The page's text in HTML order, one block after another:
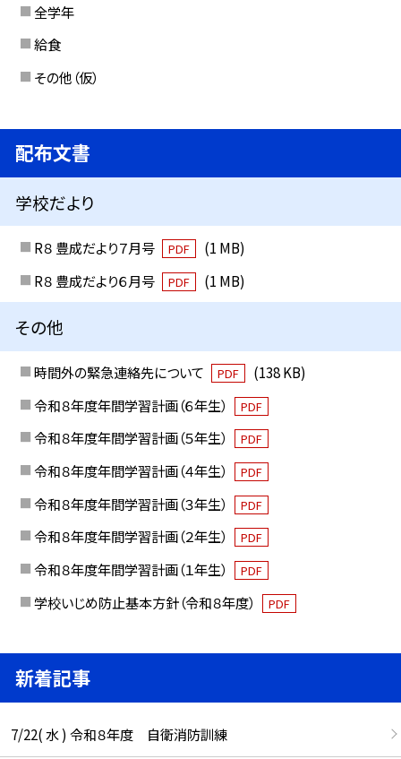
全学年
給食
その他（仮）
配布文書
学校だより
R８ 豊成だより７月号 PDF
(1 MB)
R８ 豊成だより６月号
PDF (1 MB)
その他
時間外の緊急連絡先について PDF
(138 KB)
令和８年度年間学習計画（６年生）
PDF
令和８年度年間学習計画（５年生） PDF
令和８年度年間学習計画（４年生） PDF
令和８年度年間学習計画（３年生） PDF
令和８年度年間学習計画（２年生） PDF
令和８年度年間学習計画（１年生） PDF
学校いじめ防止基本方針（令和８年度） PDF
新着記事
7/22( 水 ) 令和８年度 自衛消防訓練